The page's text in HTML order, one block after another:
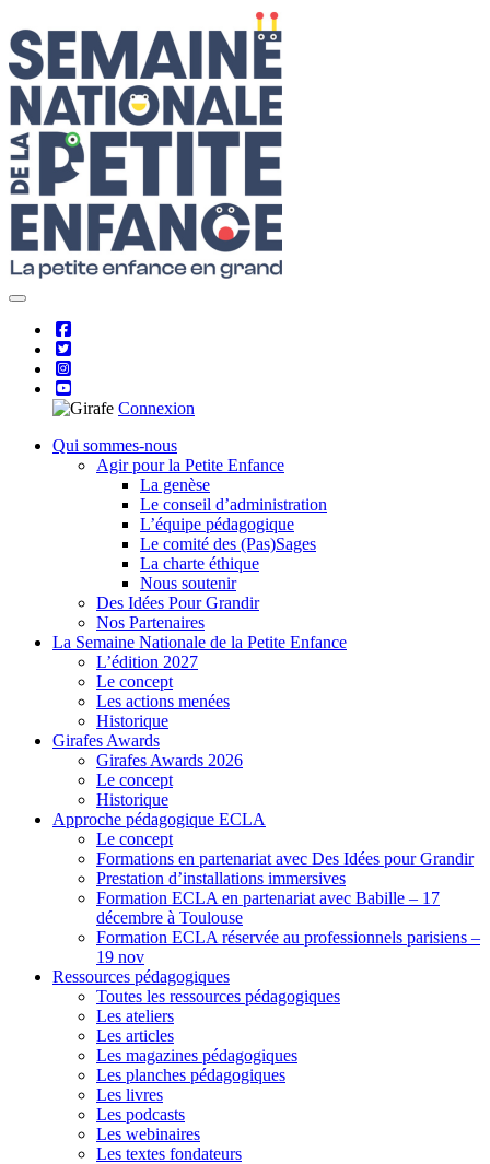
to
content
Connexion
Qui sommes-nous
Agir pour la Petite Enfance
La genèse
Le conseil d’administration
L’équipe pédagogique
Le comité des (Pas)Sages
La charte éthique
Nous soutenir
Des Idées Pour Grandir
Nos Partenaires
La Semaine Nationale de la Petite Enfance
L’édition 2027
Le concept
Les actions menées
Historique
Girafes Awards
Girafes Awards 2026
Le concept
Historique
Approche pédagogique ECLA
Le concept
Formations en partenariat avec Des Idées pour Grandir
Prestation d’installations immersives
Formation ECLA en partenariat avec Babille – 17
décembre à Toulouse
Formation ECLA réservée au professionnels parisiens –
19 nov
Ressources pédagogiques
Toutes les ressources pédagogiques
Les ateliers
Les articles
Les magazines pédagogiques
Les planches pédagogiques
Les livres
Les podcasts
Les webinaires
Les textes fondateurs